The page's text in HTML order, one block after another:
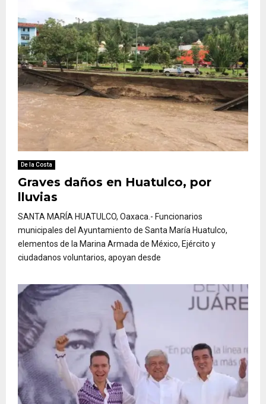
De la Costa
Graves daños en Huatulco, por
lluvias
SANTA MARÍA HUATULCO, Oaxaca.- Funcionarios
municipales del Ayuntamiento de Santa María Huatulco,
elementos de la Marina Armada de México, Ejército y
ciudadanos voluntarios, apoyan desde